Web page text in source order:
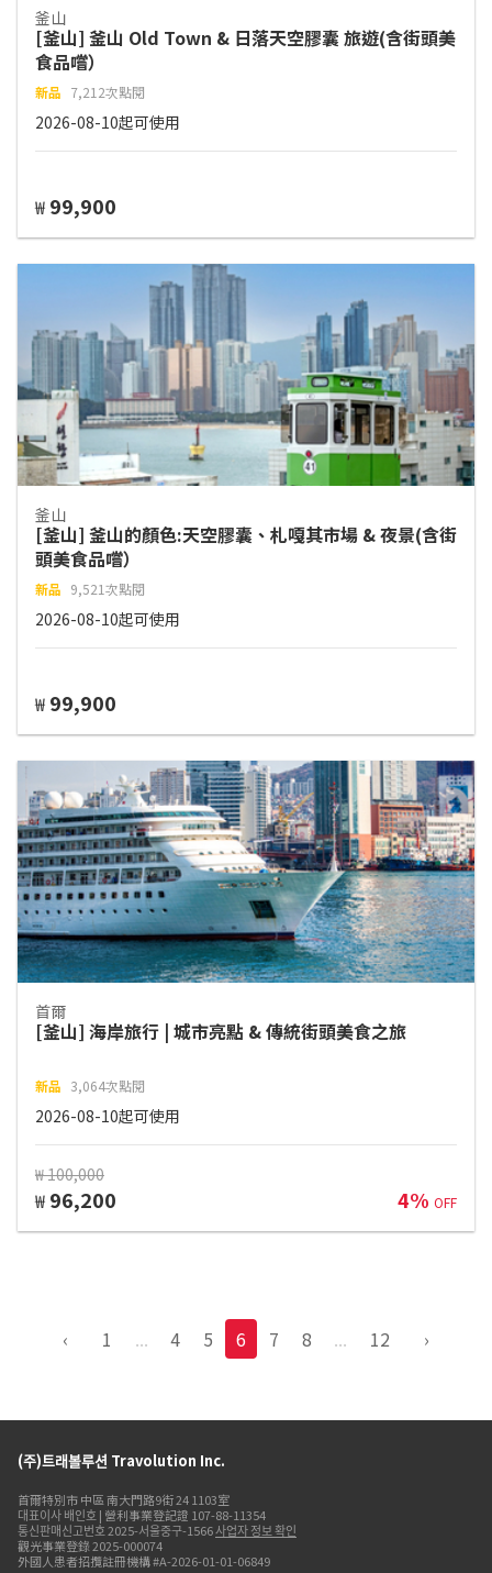
釜山
[釜山] 釜山 Old Town & 日落天空膠囊 旅遊(含街頭美
食品嚐）
新品 7,212次點閱
2026-08-10起可使用
₩ 99,900
釜山
[釜山] 釜山的顏色:天空膠囊、札嘎其市場 & 夜景(含街
頭美食品嚐）
新品 9,521次點閱
2026-08-10起可使用
₩ 99,900
首爾
[釜山] 海岸旅行 | 城市亮點 & 傳統街頭美食之旅
新品 3,064次點閱
2026-08-10起可使用
₩ 100,000
₩ 96,200 4% OFF
‹ 1 ... 4 5 6 7 8 ... 12 ›
(주)트래볼루션 Travolution Inc.
首爾特別市 中區 南大門路9街 24 1103室
대표이사 배인호 | 營利事業登記證 107-88-11354
통신판매신고번호 2025-서울중구-1566사업자 정보 확인
觀光事業登錄 2025-000074
外國人患者招攬註冊機構 #A-2026-01-01-06849